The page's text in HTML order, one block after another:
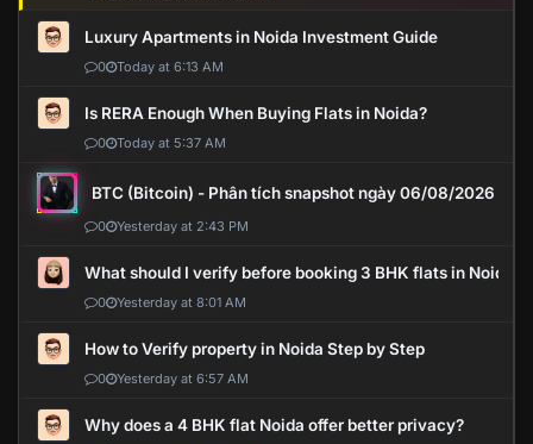
Luxury Apartments in Noida Investment Guide
0 Today at 6:13 AM
Is RERA Enough When Buying Flats in Noida?
0 Today at 5:37 AM
BTC (Bitcoin) - Phân tích snapshot ngày 06/08/2026
0 Yesterday at 2:43 PM
What should I verify before booking 3 BHK flats in Noida?
0 Yesterday at 8:01 AM
How to Verify property in Noida Step by Step
0 Yesterday at 6:57 AM
Why does a 4 BHK flat Noida offer better privacy?